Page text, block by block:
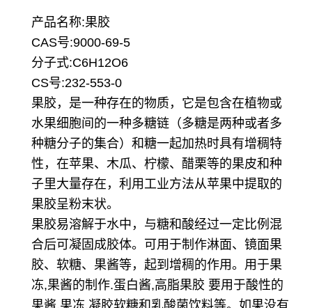
产品名称:果胶
CAS号:9000-69-5
分子式:C6H12O6
CS号:232-553-0
果胶，是一种存在的物质，它是包含在植物或
水果细胞间的一种多糖链（多糖是两种或者多
种糖分子的集合）和糖一起加热时具有增稠特
性，在苹果、木瓜、柠檬、醋栗等的果皮和种
子里大量存在，利用工业方法从苹果中提取的
果胶呈粉末状。
果胶易溶解于水中，与糖和酸经过一定比例混
合后可凝固成胶体。可用于制作淋面、镜面果
胶、软糖、果酱等，起到增稠的作用。用于果
冻,果酱的制作.蛋白酱,高脂果胶 要用于酸性的
果酱,果冻,凝胶软糖和乳酸菌饮料等。如果没有